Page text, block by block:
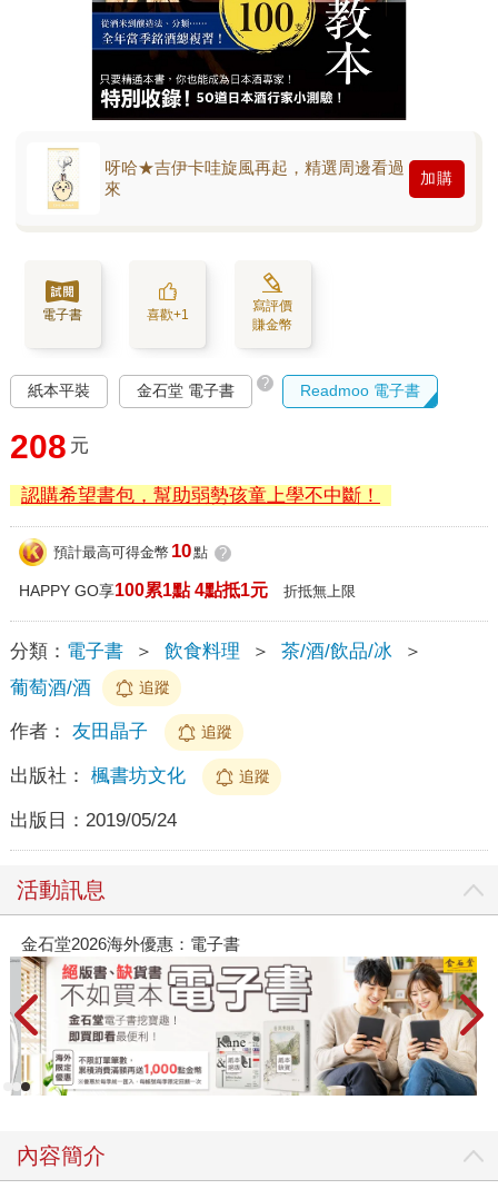
呀哈★吉伊卡哇旋風再起，精選周邊看過
來
加購
電子書 喜歡+1
寫評價
賺金幣
紙本平裝 金石堂 電子書 ? Readmoo 電子書
208 元
認購希望書包，幫助弱勢孩童上學不中斷！
預計最高可得金幣 10點 ?
HAPPY GO享100累1點 4點抵1元 折抵無上限
分類： 電子書 ＞ 飲食料理 ＞ 茶/酒/飲品/冰
＞
葡萄酒/酒
追蹤
作者： 友田晶子 追蹤
出版社： 楓書坊文化 追蹤
出版日： 2019/05/24
活動訊息
金石堂2026海外優惠：電子書
內容簡介